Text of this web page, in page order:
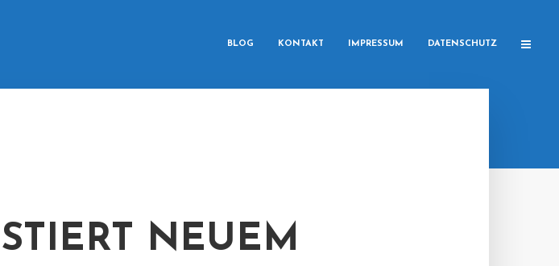
BLOG KONTAKT IMPRESSUM DATENSCHUTZ
NEUEM